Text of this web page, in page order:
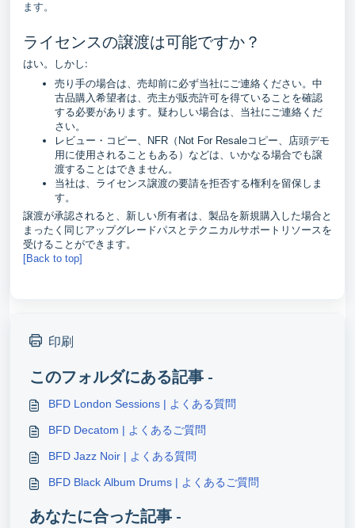
ます。
ライセンスの譲渡は可能ですか？
はい。しかし:
売り手の場合は、売却前に必ず当社にご連絡ください。中
古品購入希望者は、売主が販売許可を得ていることを確認
する必要があります。疑わしい場合は、当社にご連絡くだ
さい。
レビュー・コピー、NFR（Not For Resaleコピー、店頭デモ
用に使用されることもある）などは、いかなる場合でも譲
渡することはできません。
当社は、ライセンス譲渡の要請を拒否する権利を留保しま
す。
譲渡が承認されると、新しい所有者は、製品を新規購入した場合と
まったく同じアップグレードパスとテクニカルサポートリソースを
受けることができます。
[Back to top]
印刷
このフォルダにある記事 -
BFD London Sessions | よくある質問
BFD Decatom | よくあるご質問
BFD Jazz Noir | よくある質問
BFD Black Album Drums | よくあるご質問
あなたに合った記事 -